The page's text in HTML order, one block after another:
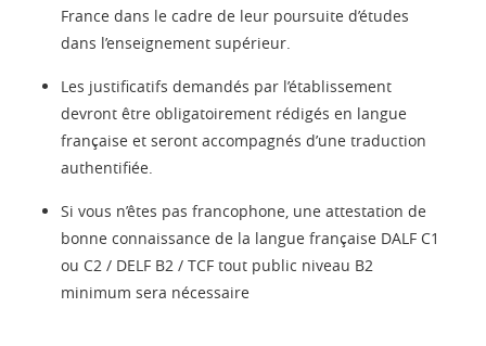
France dans le cadre de leur poursuite d’études
dans l’enseignement supérieur.
Les justificatifs demandés par l’établissement
devront être obligatoirement rédigés en langue
française et seront accompagnés d’une traduction
authentifiée.
Si vous n’êtes pas francophone, une attestation de
bonne connaissance de la langue française DALF C1
ou C2 / DELF B2 / TCF tout public niveau B2
minimum sera nécessaire